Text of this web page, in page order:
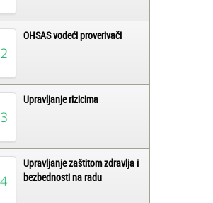
OHSAS vodeći proverivači
Upravljanje rizicima
Upravljanje zaštitom zdravlja i
bezbednosti na radu